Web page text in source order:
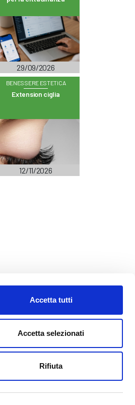
Accetta tutti
Accetta selezionati
Rifiuta
29/09/2026
BENESSERE ESTETICA
Extension ciglia
12/11/2026